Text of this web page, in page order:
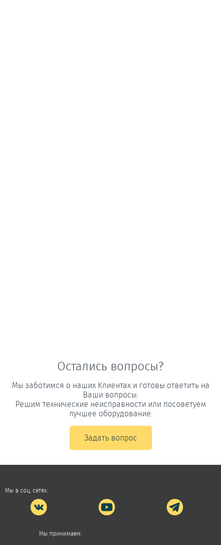
Остались вопросы?
Мы заботимся о наших Клиентах и готовы ответить на
Ваши вопросы.
Решим технические неисправности или посоветуем
лучшее оборудование.
Задать вопрос
Мы в соц. сетях:
Мы принимаем: